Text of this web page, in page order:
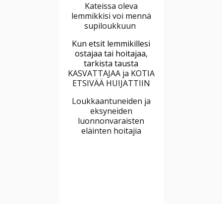
Kateissa oleva
lemmikkisi voi mennä
supiloukkuun
Kun etsit lemmikillesi
ostajaa tai hoitajaa,
tarkista tausta
KASVATTAJAA ja KOTIA
ETSIVÄÄ HUIJATTIIN
Loukkaantuneiden ja
eksyneiden
luonnonvaraisten
eläinten hoitajia